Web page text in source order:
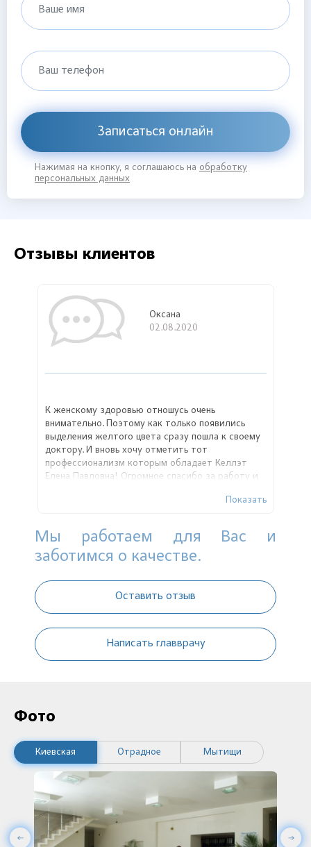
Ваше имя
Ваш телефон
Записаться онлайн
Нажимая на кнопку, я соглашаюсь на обработку
персональных данных
Отзывы клиентов
Оксана
02.08.2020
К женскому здоровью отношусь очень
внимательно. Поэтому как только появились
выделения желтого цвета сразу пошла к своему
доктору. И вновь хочу отметить тот
профессионализм которым обладает Келлэт
Елена Павловна! Огромное спасибо за работу и
Показать
Мы работаем для Вас и
заботимся о качестве.
Оставить отзыв
Написать главврачу
Фото
Киевская Отрадное Мытищи